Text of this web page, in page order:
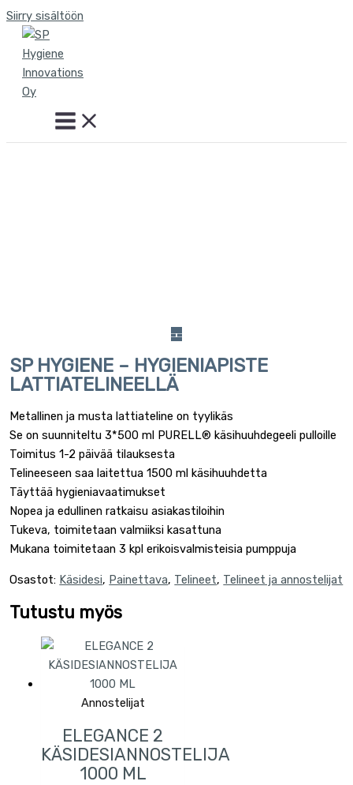
Siirry sisältöön
SP HYGIENE – HYGIENIAPISTE
LATTIATELINEELLÄ
Metallinen ja musta lattiateline on tyylikäs
Se on suunniteltu 3*500 ml PURELL® käsihuuhdegeeli pulloille
Toimitus 1-2 päivää tilauksesta
Telineeseen saa laitettua 1500 ml käsihuuhdetta
Täyttää hygieniavaatimukset
Nopea ja edullinen ratkaisu asiakastiloihin
Tukeva, toimitetaan valmiiksi kasattuna
Mukana toimitetaan 3 kpl erikoisvalmisteisia pumppuja
Osastot: Käsidesi, Painettava, Telineet, Telineet ja annostelijat
Tutustu myös
Annostelijat
ELEGANCE 2
KÄSIDESIANNOSTELIJA
1000 ML